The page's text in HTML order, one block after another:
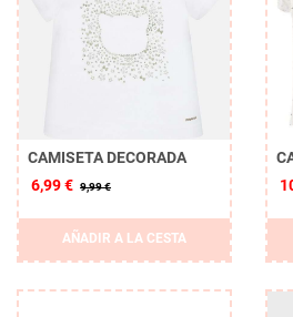
CAMISETA DECORADA
6,99 € 9,99 €
AÑADIR A LA CESTA